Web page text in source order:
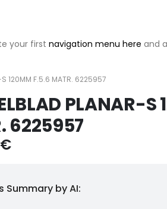
your first navigation menu here and
S 120MM F.5.6 MATR. 6225957
PLANAR-S
6225957
€
Summary by AI: